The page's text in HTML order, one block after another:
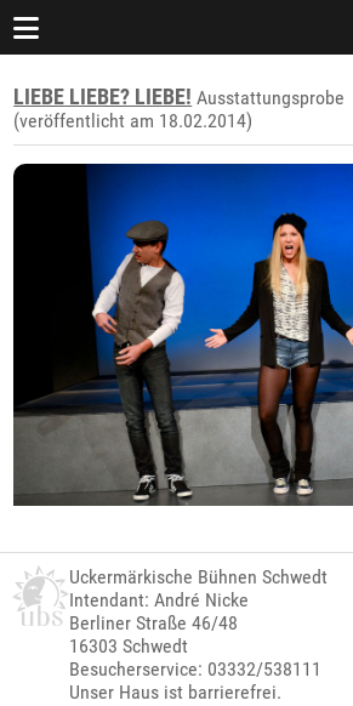
LIEBE LIEBE? LIEBE! Ausstattungsprobe
(veröffentlicht am 18.02.2014)
Uckermärkische Bühnen Schwedt
Intendant: André Nicke
Berliner Straße 46/48
16303 Schwedt
Besucherservice: 03332/538111
Unser Haus ist barrierefrei.